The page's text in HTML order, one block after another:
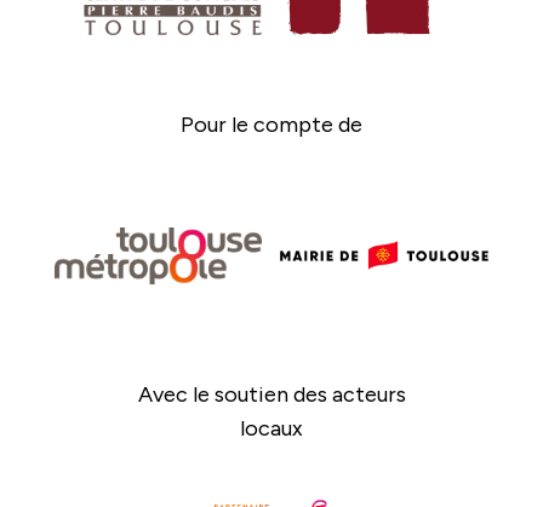
Pour le compte de
Avec le soutien des acteurs
locaux